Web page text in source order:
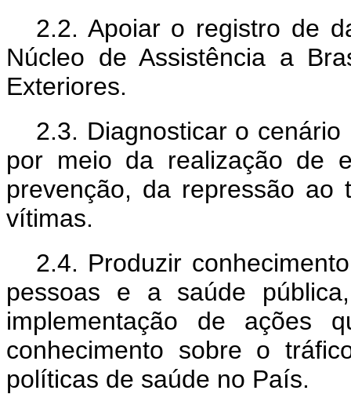
2.2. Apoiar o registro de
Núcleo de Assistência a
Exteriores.
2.3. Diagnosticar o
por meio da realização de
prevenção, da repressão
vítimas.
2.4. Produzir
pessoas e a saúde
implementação de ações
conhecimento sobre o
políticas de saúde no País.